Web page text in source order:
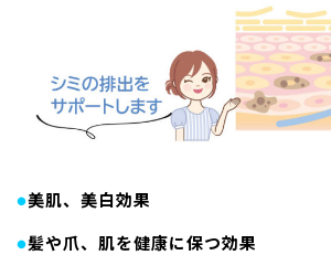
●美肌、美白効果
●髪や爪、肌を健康に保つ効果